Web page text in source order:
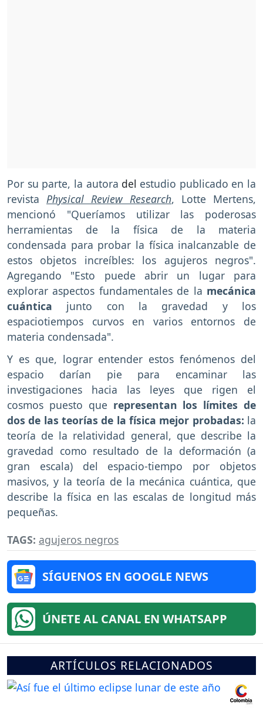
Por su parte, la autora del estudio publicado en la
revista Physical Review Research, Lotte Mertens,
mencionó "Queríamos utilizar las poderosas
herramientas de la física de la materia
condensada para probar la física inalcanzable de
estos objetos increíbles: los agujeros negros".
Agregando "Esto puede abrir un lugar para
explorar aspectos fundamentales de la mecánica
cuántica junto con la gravedad y los
espaciotiempos curvos en varios entornos de
materia condensada".
Y es que, lograr entender estos fenómenos del
espacio darían pie para encaminar las
investigaciones hacia las leyes que rigen el
cosmos puesto que representan los límites de
dos de las teorías de la física mejor probadas: la
teoría de la relatividad general, que describe la
gravedad como resultado de la deformación (a
gran escala) del espacio-tiempo por objetos
masivos, y la teoría de la mecánica cuántica, que
describe la física en las escalas de longitud más
pequeñas.
TAGS: agujeros negros
SÍGUENOS EN GOOGLE NEWS
ÚNETE AL CANAL EN WHATSAPP
ARTÍCULOS RELACIONADOS